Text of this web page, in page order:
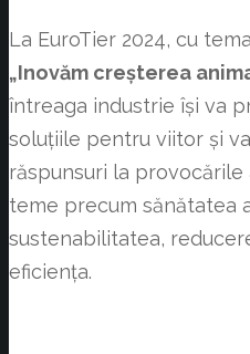
La EuroTier 2024, cu
„Inovăm creșterea
întreaga industrie își va
soluțiile pentru viitor și
răspunsuri la provocările
teme precum sănătatea
sustenabilitatea,
eficiența.